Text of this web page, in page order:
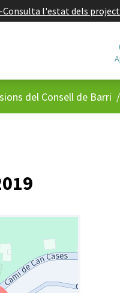
-Consulta l'estat dels
del Consell de Barri /